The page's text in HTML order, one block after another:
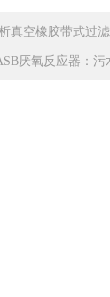
真空橡胶带式过
厌氧反应器：